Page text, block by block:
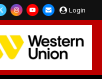
Login